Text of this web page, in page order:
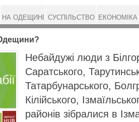
Небайдужі люди з
Саратського,
Татарбунарського,
Кілійського,
районів зібралися в
НА ОДЕЩИНІ СУСПІЛЬСТВО ЕКОНОМІКА